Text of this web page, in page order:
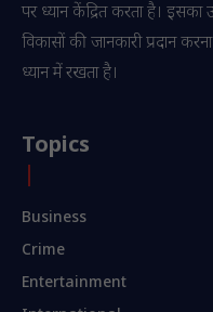
पर ध्यान केंद्रित करता है। इसका
विकासों की जानकारी प्रदान
ध्यान में रखता है।
Topics
Business
Crime
Entertainment